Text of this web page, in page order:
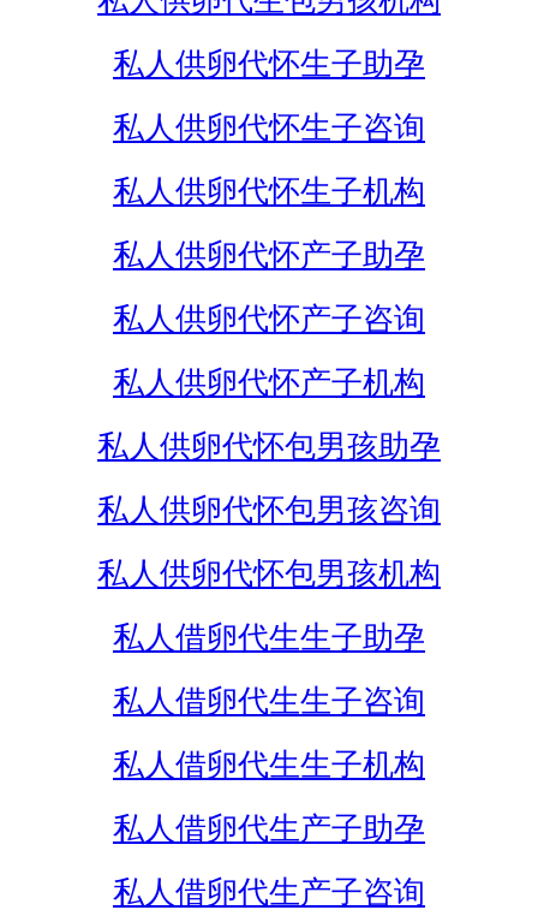
私人供卵代怀生子助孕
私人供卵代怀生子咨询
私人供卵代怀生子机构
私人供卵代怀产子助孕
私人供卵代怀产子咨询
私人供卵代怀产子机构
私人供卵代怀包男孩助孕
私人供卵代怀包男孩咨询
私人供卵代怀包男孩机构
私人借卵代生生子助孕
私人借卵代生生子咨询
私人借卵代生生子机构
私人借卵代生产子助孕
私人借卵代生产子咨询